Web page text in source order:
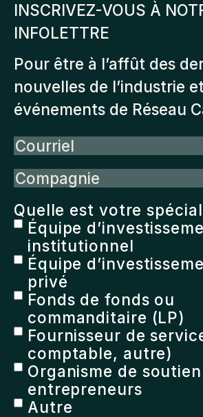
INSCRIVEZ-VOUS À
INFOLETTRE
Pour être à l’affût des
nouvelles de l’industrie
événements de Réseau
Courriel
Compagnie
Quelle est votre
Équipe
institutionnel
Équipe
privé
Fonds de fonds ou
commanditaire (LP)
Fournisseur de
comptable, autre)
Organisme de
entrepreneurs
Autre